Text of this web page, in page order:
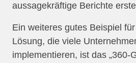
aussagekräftige Berichte
Ein weiteres gutes Beispiel
Lösung, die viele
implementieren, ist das „360-